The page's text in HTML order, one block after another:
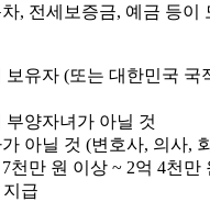
, 전세보증금, 예금 등이
보유자 (또는 대한민국 국
부양자녀가 아닐 것
아닐 것 (변호사, 의사,
천만 원 이상 ~ 2억 4천만
지급